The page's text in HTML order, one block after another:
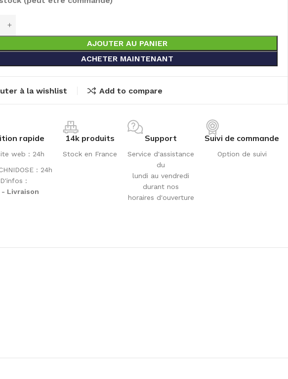
AJOUTER AU PANIER
ACHETER MAINTENANT
à la wishlist Add to compare
rapide
web : 24h
: 24h
:
- Livraison
14k produits
Stock en France
Support
Service d'assistance
du
lundi au vendredi
durant nos
horaires d'ouverture
Suivi de commande
Option de suivi